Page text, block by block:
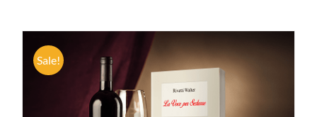
Sale!